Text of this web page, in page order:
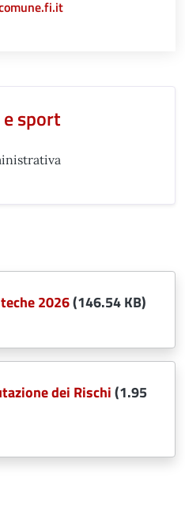
sport
2026(146.54 KB)
dei Rischi(1.95